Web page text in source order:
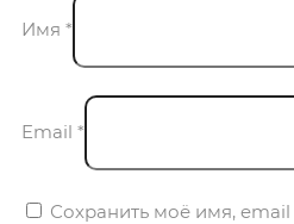
Имя *
Email *
Сохранить моё имя, email